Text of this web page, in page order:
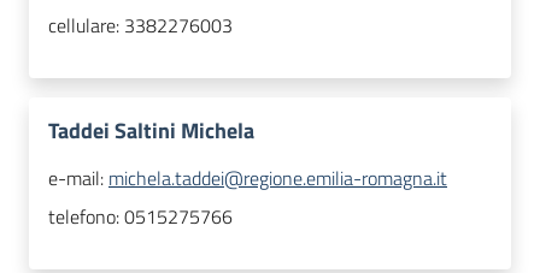
cellulare: 3382276003
Taddei Saltini Michela
e-mail: michela.taddei@regione.emilia-romagna.it
telefono:0515275766